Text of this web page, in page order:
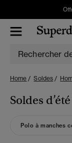
Home Soldes
Soldes
Polo à manches